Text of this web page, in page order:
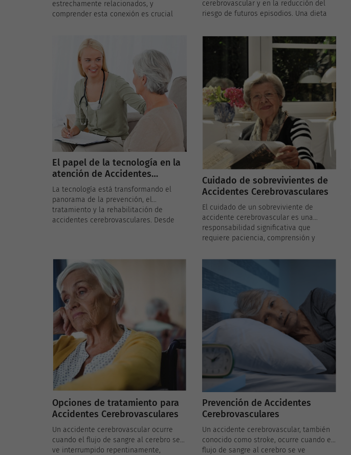
estrechamente relacionados, y
comprender esta conexión es crucial
enfermedades cardiovasculares son una
de las principales causas de muerte, es
importante explorar cómo las
afecciones cardíacas, como la fibrilación
auricular, aumentan el riesgo de sufrir
un accidente cerebrovascular y cómo el
cuidado de la salud del corazón puede
reducir este riesgo.
cerebrovascular y en la reducción del
riesgo de futuros episodios. Una dieta
puede ayudar a los sobrevivientes de
accidentes cerebrovasculares a
recuperar fuerzas y prevenir
complicaciones.
El papel de la tecnología en la
atención de Accidentes
Cerebrovasculares
La tecnología está transformando el
panorama de la prevención, el
tratamiento y la rehabilitación de
accidentes cerebrovasculares. Desde
formas de cuidar y mejorar la vida de
las personas afectadas por accidentes
cerebrovasculares.
Cuidado de sobrevivientes de
Accidentes Cerebrovasculares
El cuidado de un sobreviviente de
accidente cerebrovascular es una
responsabilidad significativa que
requiere paciencia, comprensión y
consejos y recursos para los cuidadores
Opciones de tratamiento para
Accidentes Cerebrovasculares
Un accidente cerebrovascular ocurre
cuando el flujo de sangre al cerebro se
ve interrumpido repentinamente,
Prevención de Accidentes
Cerebrovasculares
Un accidente cerebrovascular, también
conocido como stroke, ocurre cuando el
flujo de sangre al cerebro se ve